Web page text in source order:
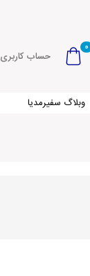
0
حساب کاربری
وبلاگ سفیرمدیا